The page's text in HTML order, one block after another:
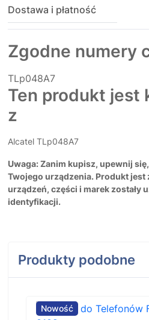
Dostawa i płatność
Zgodne numery
TLp048A7
Ten produkt jest
z
Alcatel TLp048A7
Uwaga: Zanim kupisz, upewnij
Twojego urządzenia. Produkt jest
urządzeń, części i marek zostały
identyfikacji.
Produkty podobne
Nowość